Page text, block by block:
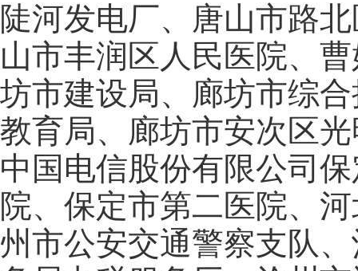
陡河发电厂、唐山市路
山市丰润区人民医院、
坊市建设局、廊坊市综
教育局、廊坊市安次区
中国电信股份有限公司
院、保定市第二医院、
州市公安交通警察支队